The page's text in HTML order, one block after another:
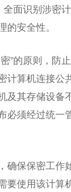
面识别涉密
安全性。
”的原则，防
计算机连接公
及其存储设备
必须经过统一
保保密工作
要使用该计算